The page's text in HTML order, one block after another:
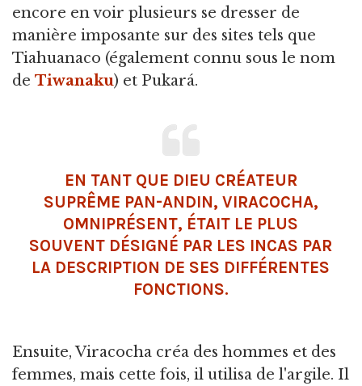
encore en voir plusieurs se dresser de
manière imposante sur des sites tels que
Tiahuanaco (également connu sous le nom
de Tiwanaku) et Pukará.
EN TANT QUE DIEU CRÉATEUR
SUPRÊME PAN-ANDIN, VIRACOCHA,
OMNIPRÉSENT, ÉTAIT LE PLUS
SOUVENT DÉSIGNÉ PAR LES INCAS PAR
LA DESCRIPTION DE SES DIFFÉRENTES
FONCTIONS.
Ensuite, Viracocha créa des hommes et des
femmes, mais cette fois, il utilisa de l'argile. Il